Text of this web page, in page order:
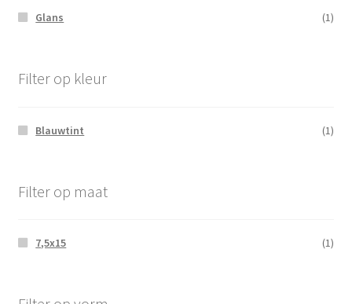
Glans
(1)
Filter op kleur
Blauwtint (1)
Filter op maat
7,5x15 (1)